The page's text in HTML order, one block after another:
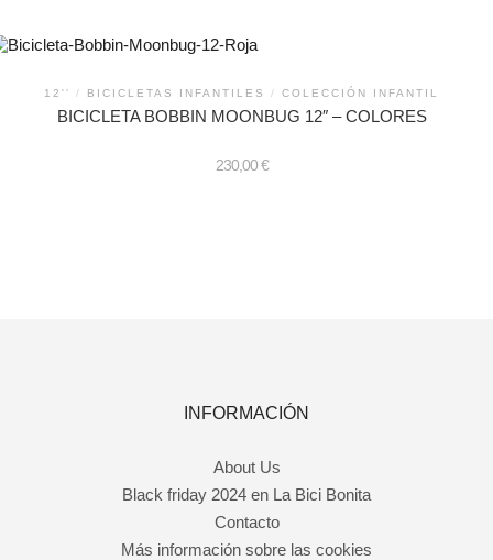
12'' / BICICLETAS INFANTILES / COLECCIÓN INFANTIL
BICICLETA BOBBIN MOONBUG 12″ – COLORES
230,00€
INFORMACIÓN
About Us
Black friday 2024 en La Bici Bonita
Contacto
Más información sobre las cookies